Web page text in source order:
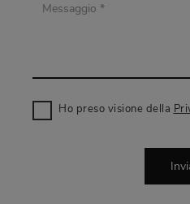
Ho preso visione della